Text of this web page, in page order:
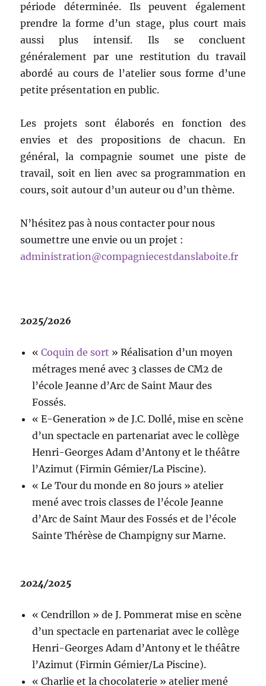
période déterminée. Ils peuvent également
prendre la forme d’un stage, plus court mais
aussi plus intensif. Ils se concluent
généralement par une restitution du travail
abordé au cours de l’atelier sous forme d’une
petite présentation en public.
Les projets sont élaborés en fonction des
envies et des propositions de chacun. En
général, la compagnie soumet une piste de
travail, soit en lien avec sa programmation en
cours, soit autour d’un auteur ou d’un thème.
N’hésitez pas à nous contacter pour nous
soumettre une envie ou un projet :
administration@compagniecestdanslaboite.fr
2025/2026
«Coquin de sort » Réalisation d’un moyen
métrages mené avec 3 classes de CM2 de
l’école Jeanne d’Arc de Saint Maur des
Fossés.
« E-Generation » de J.C. Dollé, mise en scène
d’un spectacle en partenariat avec le collège
Henri-Georges Adam d’Antony et le théâtre
l’Azimut (Firmin Gémier/La Piscine).
« Le Tour du monde en 80 jours » atelier
mené avec trois classes de l’école Jeanne
d’Arc de Saint Maur des Fossés et de l’école
Sainte Thérèse de Champigny sur Marne.
2024/2025
« Cendrillon » de J. Pommerat mise en scène
d’un spectacle en partenariat avec le collège
Henri-Georges Adam d’Antony et le théâtre
l’Azimut (Firmin Gémier/La Piscine).
« Charlie et la chocolaterie » atelier mené